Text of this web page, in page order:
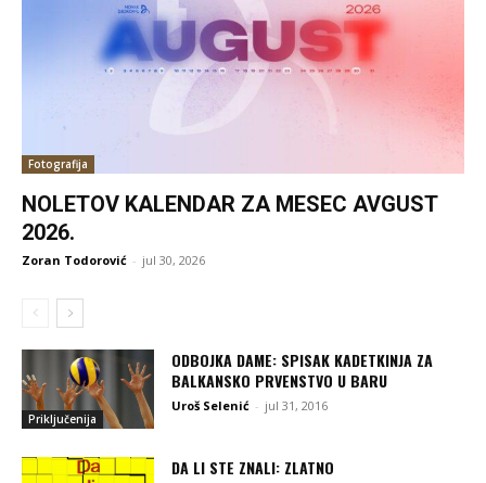
Fotografija
NOLETOV KALENDAR ZA MESEC AVGUST
2026.
Zoran Todorović - jul 30, 2026
Priključenija
ODBOJKA DAME: SPISAK KADETKINJA ZA
BALKANSKO PRVENSTVO U BARU
Uroš Selenić - jul 31, 2016
DA LI STE ZNALI: ZLATNO